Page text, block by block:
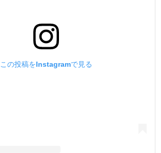
この投稿をInstagramで見る